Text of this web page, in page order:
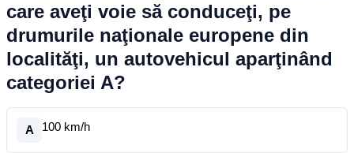
care aveţi voie să conduceţi, pe
drumurile naţionale europene din
localităţi, un autovehicul aparţinând
categoriei A?
A 100 km/h